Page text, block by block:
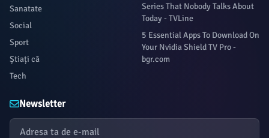
Sanatate
Social
Sport
Știați că
Tech
Series That Nobody Talks About
Today - TVLine
5 Essential Apps To Download On
Your Nvidia Shield TV Pro -
bgr.com
Newsletter